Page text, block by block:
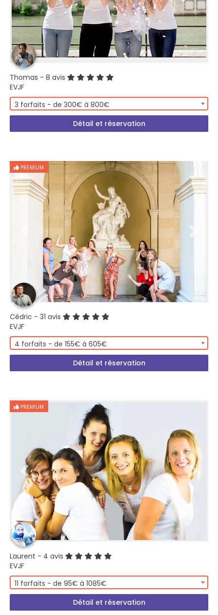
Thomas - 8 avis
EVJF
3 forfaits - de 300€ à 800€
Détail et réservation
PREMIUM
Cédric - 31 avis
EVJF
4 forfaits - de 155€ à 605€
Détail et réservation
PREMIUM
Laurent - 4 avis
EVJF
11 forfaits - de 95€ à 1085€
Détail et réservation